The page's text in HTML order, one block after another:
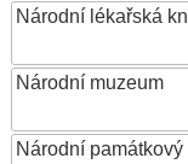
Národní lékařská
Národní muzeum
Národní památkový